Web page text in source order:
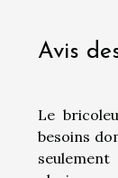
Avis
Le
besoins